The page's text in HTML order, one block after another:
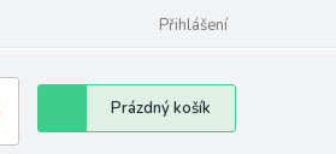
Přihlášení
Nákupní
košík
Prázdný košík